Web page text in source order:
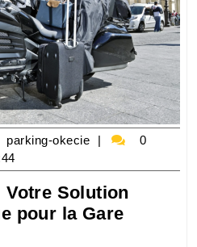
parking-okecie
parking-
0
Votre Solution
pour la GareLes